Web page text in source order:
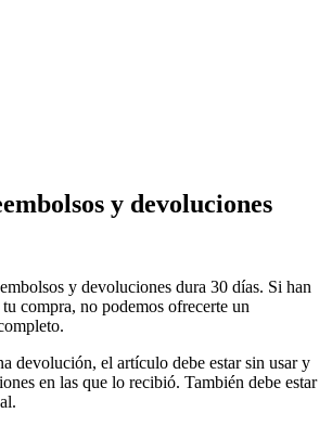
y devoluciones
y devoluciones dura 30 días. Si han
compra, no podemos ofrecerte un
devolución, el artículo debe estar sin usar y
en las que lo recibió. También debe estar